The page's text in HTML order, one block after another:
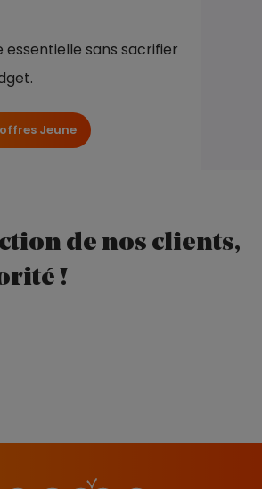
essentielle sans sacrifier
Jeune
de nos clients,
!